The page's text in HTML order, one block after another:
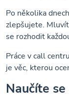
Po několika
zlepšujete.
se rozhodit
Práce v call
je věc, kterou
Naučíte